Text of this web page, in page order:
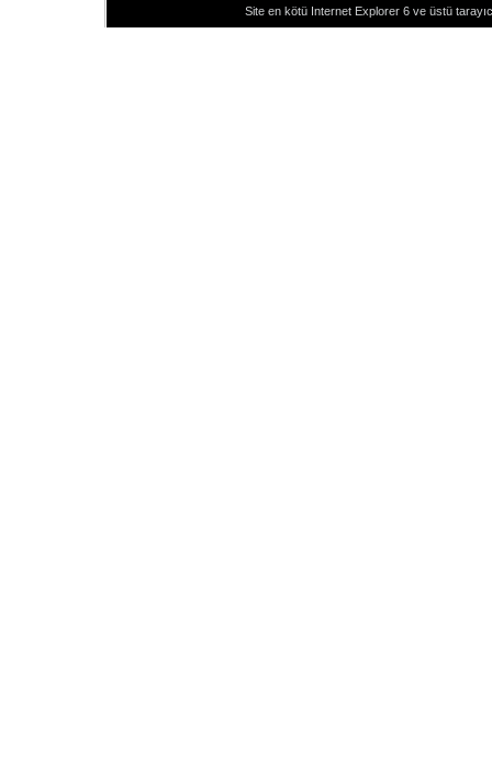
Site en kötü Internet Explorer 6 ve üstü